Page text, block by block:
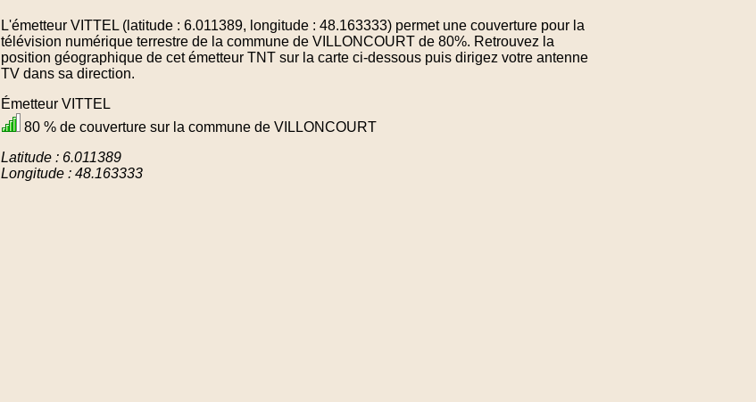
L'émetteur VITTEL (latitude : 6.011389, longitude : 48.163333) permet une couverture pour la
télévision numérique terrestre de la commune de VILLONCOURT de 80%. Retrouvez la
position géographique de cet émetteur TNT sur la carte ci-dessous puis dirigez votre antenne
TV dans sa direction.
Émetteur VITTEL
80 % de couverture sur la commune de VILLONCOURT
Latitude : 6.011389
Longitude : 48.163333